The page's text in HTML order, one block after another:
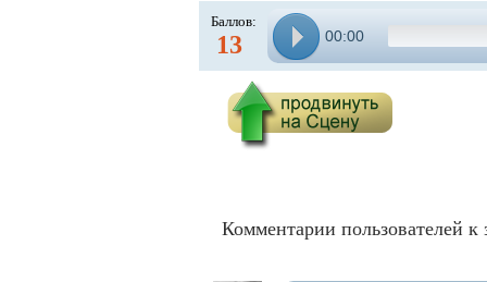
Баллов:
13 00:00
Комментарии пользователей к